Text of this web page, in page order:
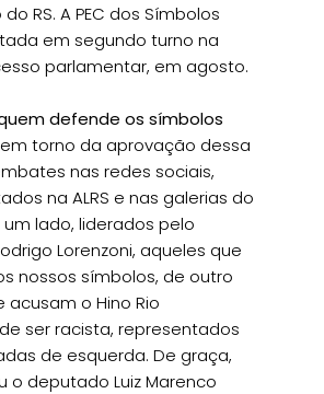
RS. A PEC dos Símbolos
em segundo turno na
parlamentar, em agosto.
defende os símbolos
torno da aprovação dessa
nas redes sociais,
na ALRS e nas galerias do
um lado, liderados pelo
Lorenzoni, aqueles que
nossos símbolos, de outro
acusam o Hino Rio
ser racista, representados
de esquerda. De graça,
o deputado Luiz Marenco